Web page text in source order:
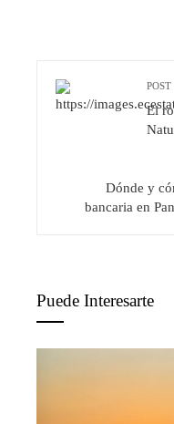
El
Dónde y
bancaria en
Puede Interesarte